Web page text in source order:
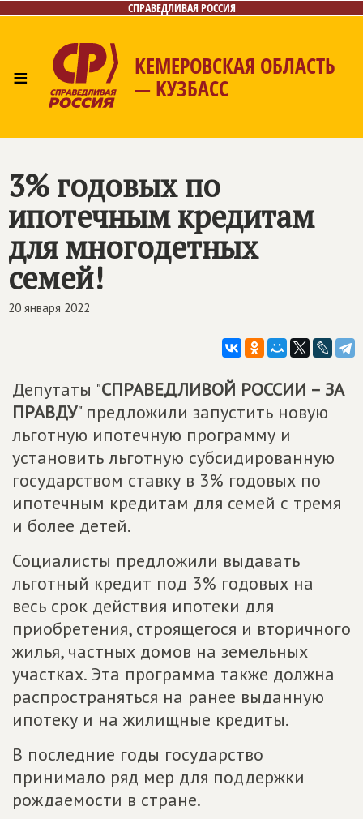
СПРАВЕДЛИВАЯ РОССИЯ
≡ КЕМЕРОВСКАЯ ОБЛАСТЬ
— КУЗБАСС
Лица
3% годовых по
ипотечным кредитам
для многодетных
семей!
20 января 2022
Депутаты "СПРАВЕДЛИВОЙ РОССИИ – ЗА
ПРАВДУ" предложили запустить новую
льготную ипотечную программу и
установить льготную субсидированную
государством ставку в 3% годовых по
ипотечным кредитам для семей с тремя
и более детей.
Социалисты предложили выдавать
льготный кредит под 3% годовых на
весь срок действия ипотеки для
приобретения, строящегося и вторичного
жилья, частных домов на земельных
участках. Эта программа также должна
распространяться на ранее выданную
ипотеку и на жилищные кредиты.
В последние годы государство
принимало ряд мер для поддержки
рождаемости в стране.